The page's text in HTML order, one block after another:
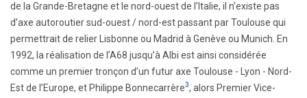
de la Grande-Bretagne et le nord-ouest de l’Italie, il n’existe pas
d’axe autoroutier sud-ouest / nord-est passant par Toulouse qui
permettrait de relier Lisbonne ou Madrid à Genève ou Munich. En
1992, la réalisation de l’A68 jusqu’à Albi est ainsi considérée
comme un premier tronçon d’un futur axe Toulouse - Lyon - Nord-
Est de l’Europe, et Philippe Bonnecarrère3, alors Premier Vice-